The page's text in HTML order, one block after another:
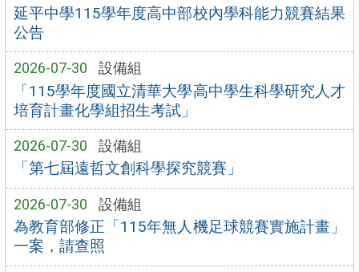
延平中學115學年度高中部校內學科能力競賽結果
公告
2026-07-30 設備組
「115學年度國立清華大學高中學生科學研究人才
培育計畫化學組招生考試」
2026-07-30 設備組
「第七屆遠哲文創科學探究競賽」
2026-07-30 設備組
為教育部修正「115年無人機足球競賽實施計畫」
一案，請查照